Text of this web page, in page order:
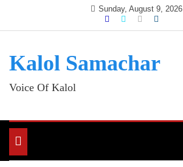
Sunday, August 9, 2026
Kalol Samachar
Voice Of Kalol
Toggle
navigation